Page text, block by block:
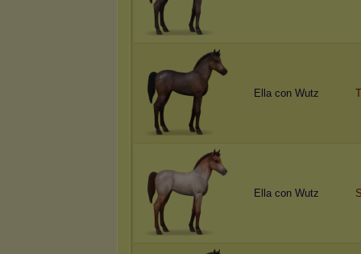
Ella con Wutz
Ella con Wutz